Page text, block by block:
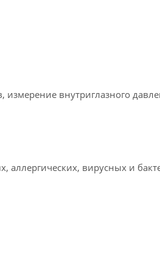
внутриглазного
аллергических, вирусных и